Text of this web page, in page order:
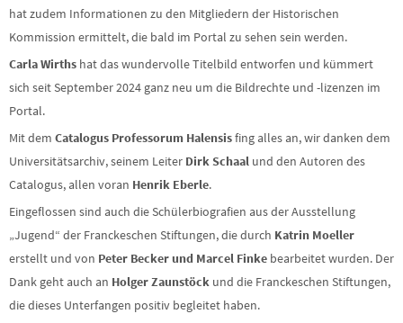
hat zudem Informationen zu den Mitgliedern der Historischen
Kommission ermittelt, die bald im Portal zu sehen sein werden.
Carla Wirths hat das wundervolle Titelbild entworfen und kümmert
sich seit September 2024 ganz neu um die Bildrechte und -lizenzen im
Portal.
Mit dem Catalogus Professorum Halensisfing alles an, wir danken dem
Universitätsarchiv, seinem Leiter Dirk Schaal und den Autoren des
Catalogus, allen voran Henrik Eberle.
Eingeflossen sind auch die Schülerbiografien aus der Ausstellung
„Jugend“ der Franckeschen Stiftungen, die durch Katrin Moeller
erstellt und von Peter Becker und Marcel Finke bearbeitet wurden. Der
Dank geht auch an Holger Zaunstöck und die Franckeschen Stiftungen,
die dieses Unterfangen positiv begleitet haben.